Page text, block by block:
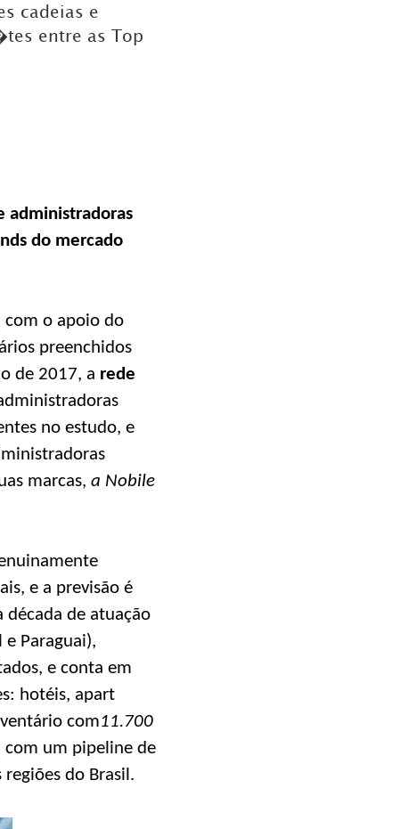
cadeias e
entre as Top
administradoras
do mercado
com o apoio do
preenchidos
de 2017, a rede
no estudo, e
marcas, a Nobile
e a previsão é
de atuação
Paraguai),
e conta em
hotéis, apart
com11.700
com um pipeline de
do Brasil.